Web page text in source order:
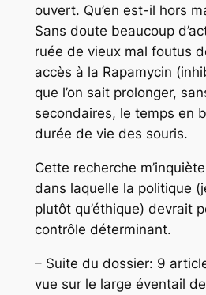
ouvert. Qu’en est-il hors
Sans doute beaucoup
ruée de vieux mal foutus
accès à la Rapamycin
que l’on sait prolonger,
secondaires, le temps en
durée de vie des souris.
Cette recherche
dans laquelle la politique
plutôt qu’éthique) devrait
contrôle déterminant.
– Suite du dossier: 9
vue sur le large éventail